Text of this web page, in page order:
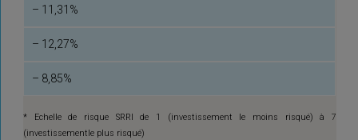
– 11,31%
– 12,27%
– 8,85%
* Echelle de risque SRRI de 1 (investissement le moins risqué) à 7
(investissementle plus risqué)